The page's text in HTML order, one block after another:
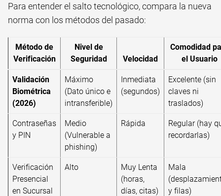
Para entender el salto tecnológico, compara la nueva
norma con los métodos del pasado:
Método de
Verificación
Nivel de
Seguridad
Velocidad
Comodidad
el Usuario
Validación
Biométrica
(2026)
Máximo
(Dato único e
intransferible)
Inmediata
(segundos)
Excelente (sin
claves ni
traslados)
Contraseñas
y PIN
Medio
(Vulnerable a
phishing)
Rápida
Regular (hay
recordarlas)
Verificación
Presencial
en Sucursal
Alto
Muy Lenta
(horas,
días, citas)
Mala
y filas)